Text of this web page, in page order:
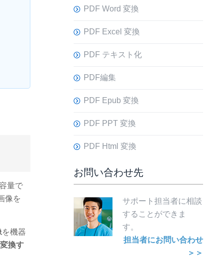
量で
像を
を機器
換す
PDF Word 変換
PDF Excel 変換
PDF テキスト化
PDF編集
PDF Epub 変換
PDF PPT 変換
PDF Html 変換
お問い合わせ先
サポート担当者に相談
することができま
す。
担当者にお問い合わせ
＞＞